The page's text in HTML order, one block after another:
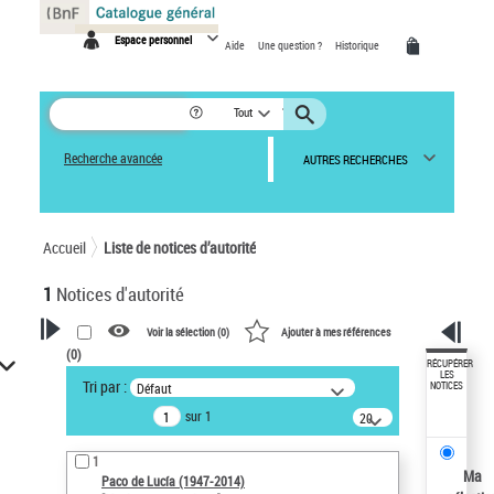
Espace personnel Aide Une question ? Historique
Tout
Recherche avancée AUTRES RECHERCHES
Accueil Liste de notices d’autorité
1 Notices d'autorité
VOTRE RECHERCHE
Recherche avancée dans les
notices d’autorité
Œuvres liées à l'auteur :
Paco de Lucía (1947-2014)
Voir la sélection (0) Ajouter à mes références
(0)
Tri par : Défaut
sur 1
20
résultats/page
1
Paco de Lucía (1947-2014)
RÉCUPÉRER
LES
NOTICES
Ma
Panneau de gestion des cookies